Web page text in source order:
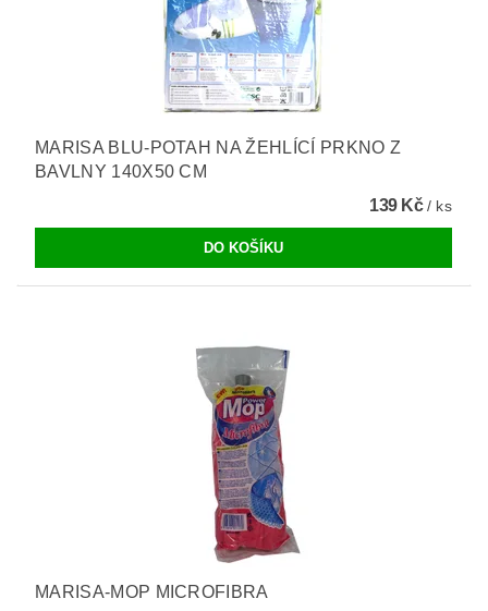
MARISA BLU-POTAH NA ŽEHLÍCÍ PRKNO Z
BAVLNY 140X50 CM
139 Kč/ ks
MARISA-MOP MICROFIBRA